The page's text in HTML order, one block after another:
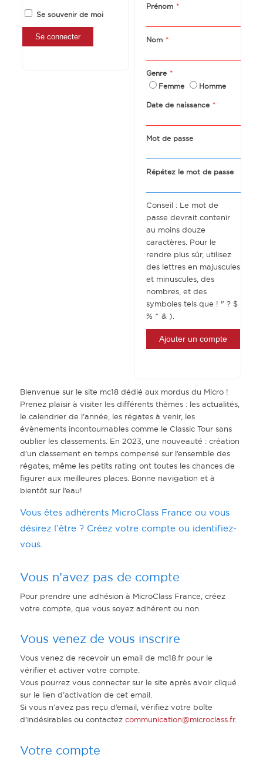
Se souvenir de moi
Prénom *
Nom *
Genre *
Femme Homme
Date de naissance *
Mot de passe
Répétez le mot de passe
Conseil : Le mot de
passe devrait contenir
au moins douze
caractères. Pour le
rendre plus sûr, utilisez
des lettres en majuscules
et minuscules, des
nombres, et des
symboles tels que ! " ? $
% ^ & ).
Bienvenue sur le site mc18 dédié aux mordus du Micro !
Prenez plaisir à visiter les différents thèmes : les actualités,
le calendrier de l’année, les régates à venir, les
évènements incontournables comme le Classic Tour sans
oublier les classements. En 2023, une nouveauté : création
d’un classement en temps compensé sur l’ensemble des
régates, même les petits rating ont toutes les chances de
figurer aux meilleures places. Bonne navigation et à
bientôt sur l’eau!
Vous êtes adhérents MicroClass France ou vous
désirez l’être ? Créez votre compte ou identifiez-
vous.
Vous n’avez pas de compte
Pour prendre une adhésion à MicroClass France, créez
votre compte, que vous soyez adhérent ou non.
Vous venez de vous inscrire
Vous venez de recevoir un email de mc18.fr pour le
vérifier et activer votre compte.
Vous pourrez vous connecter sur le site après avoir cliqué
sur le lien d’activation de cet email.
Si vous n’avez pas reçu d’email, vérifiez votre boîte
d’indésirables ou contactez communication@microclass.fr.
Votre compte